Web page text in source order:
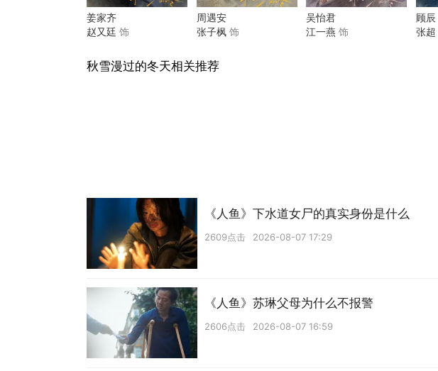
姜家齐
赵又廷 饰
周遇安
张子枫 饰
吴怡君
江一燕 饰
顾辰
张超
秋雪漫过的冬天相关推荐
《人鱼》下水道女尸的真实身份是什么
2609点击 2026-08-07 17:29
《人鱼》苏琳父母为什么不报警
2606点击 2026-08-07 16:59